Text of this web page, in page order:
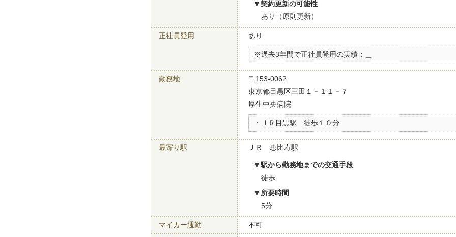
契約更新の可能性
あり（原則更新）
正社員登用 あり
※過去3年間で正社員登用の実績：＿
勤務地
〒153-0062
東京都目黒区三田１－１１－７
厚生中央病院
・ＪＲ目黒駅 徒歩１０分
最寄り駅 ＪＲ 恵比寿駅
駅から勤務地までの交通手段
徒歩
所要時間
5分
マイカー通勤 不可